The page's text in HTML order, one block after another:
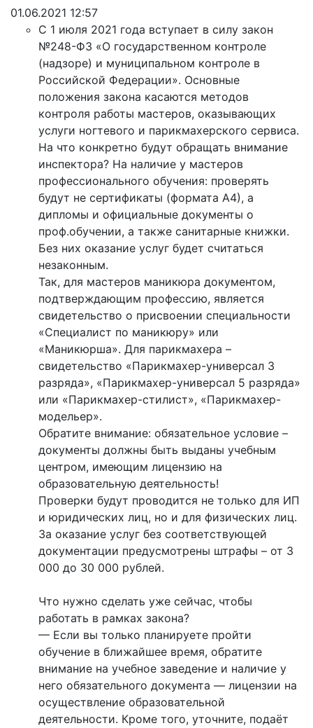
01.06.2021 12:57
С 1 июля 2021 года вступает в силу закон
№248-ФЗ «О государственном контроле
(надзоре) и муниципальном контроле в
Российской Федерации». Основные
положения закона касаются методов
контроля работы мастеров, оказывающих
услуги ногтевого и парикмахерского сервиса.
На что конкретно будут обращать внимание
инспектора? На наличие у мастеров
профессионального обучения: проверять
будут не сертификаты (формата А4), а
дипломы и официальные документы о
проф.обучении, а также санитарные книжки.
Без них оказание услуг будет считаться
незаконным.
Так, для мастеров маникюра документом,
подтверждающим профессию, является
свидетельство о присвоении специальности
«Специалист по маникюру» или
«Маникюрша». Для парикмахера –
свидетельство «Парикмахер-универсал 3
разряда», «Парикмахер-универсал 5 разряда»
или «Парикмахер-стилист», «Парикмахер-
модельер».
Обратите внимание: обязательное условие –
документы должны быть выданы учебным
центром, имеющим лицензию на
образовательную деятельность!
Проверки будут проводится не только для ИП
и юридических лиц, но и для физических лиц.
За оказание услуг без соответствующей
документации предусмотрены штрафы – от 3
000 до 30 000 рублей.
Что нужно сделать уже сейчас, чтобы
работать в рамках закона?
— Если вы только планируете пройти
обучение в ближайшее время, обратите
внимание на учебное заведение и наличие у
него обязательного документа — лицензии на
осуществление образовательной
деятельности. Кроме того, уточните, подаёт